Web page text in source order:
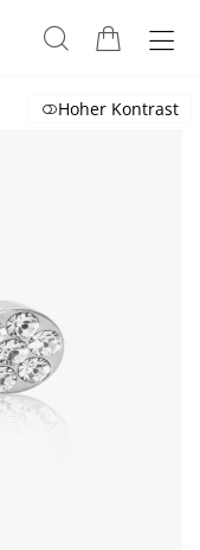
Hoher Kontrast